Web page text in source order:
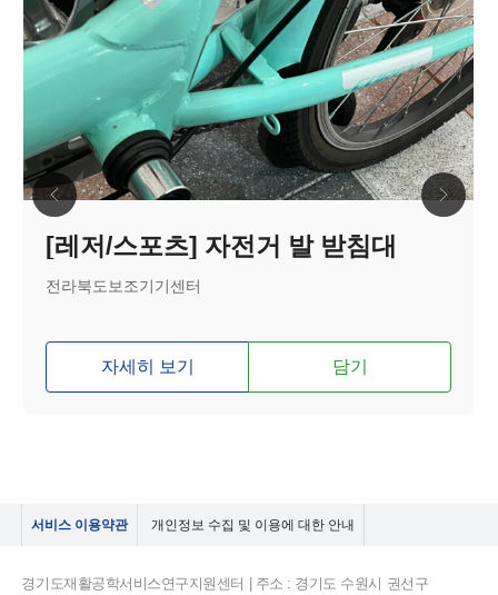
[레저/스포츠] 자전거 발 받침대
전라북도보조기기센터
자세히 보기 담기
서비스 이용약관 개인정보 수집 및 이용에 대한 안내
경기도재활공학서비스연구지원센터 | 주소 : 경기도 수원시 권선구